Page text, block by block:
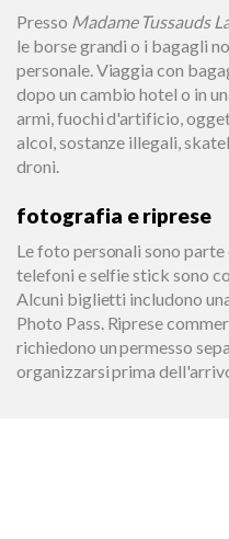
Presso Madame Tussauds
le borse grandi o i bagagli
personale. Viaggia con
dopo un cambio hotel o in
armi, fuochi d'artificio,
alcol, sostanze illegali,
droni.
fotografia e riprese
Le foto personali sono
telefoni e selfie stick sono
Alcuni biglietti includono
Photo Pass. Riprese
richiedono un permesso
organizzarsi prima